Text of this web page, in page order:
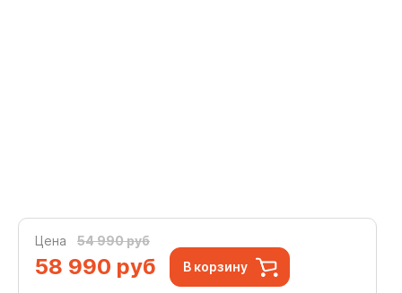
Цена 54 990 руб
58 990 руб В корзину